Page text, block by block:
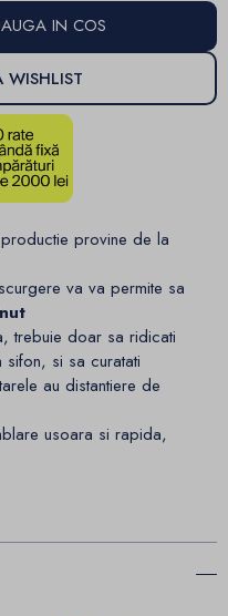
IN COS
provine de la
va va permite sa
trebuie doar sa ridicati
si sa curatati
au distantiere de
usoara si rapida,